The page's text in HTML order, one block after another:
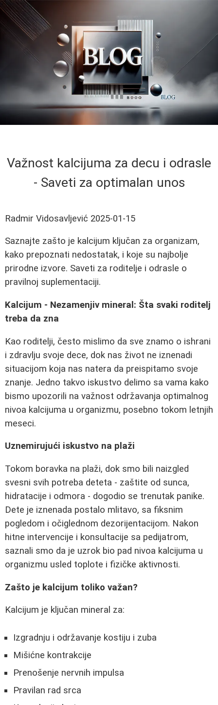
Važnost kalcijuma za decu i odrasle
- Saveti za optimalan unos
Radmir Vidosavljević 2025-01-15
Saznajte zašto je kalcijum ključan za organizam,
kako prepoznati nedostatak, i koje su najbolje
prirodne izvore. Saveti za roditelje i odrasle o
pravilnoj suplementaciji.
Kalcijum - Nezamenjiv mineral: Šta svaki roditelj
treba da zna
Kao roditelji, često mislimo da sve znamo o ishrani
i zdravlju svoje dece, dok nas život ne iznenadi
situacijom koja nas natera da preispitamo svoje
znanje. Jedno takvo iskustvo delimo sa vama kako
bismo upozorili na važnost održavanja optimalnog
nivoa kalcijuma u organizmu, posebno tokom letnjih
meseci.
Uznemirujući iskustvo na plaži
Tokom boravka na plaži, dok smo bili naizgled
svesni svih potreba deteta - zaštite od sunca,
hidratacije i odmora - dogodio se trenutak panike.
Dete je iznenada postalo mlitavo, sa fiksnim
pogledom i očiglednom dezorijentacijom. Nakon
hitne intervencije i konsultacije sa pedijatrom,
saznali smo da je uzrok bio pad nivoa kalcijuma u
organizmu usled toplote i fizičke aktivnosti.
Zašto je kalcijum toliko važan?
Kalcijum je ključan mineral za:
Izgradnju i održavanje kostiju i zuba
Mišićne kontrakcije
Prenošenje nervnih impulsa
Pravilan rad srca